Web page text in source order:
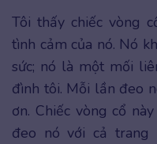
Tôi thấy chiếc vòng
tình cảm của nó. Nó
sức; nó là một mối
đình tôi. Mỗi lần đeo
ơn. Chiếc vòng cổ
đeo nó với cả trang